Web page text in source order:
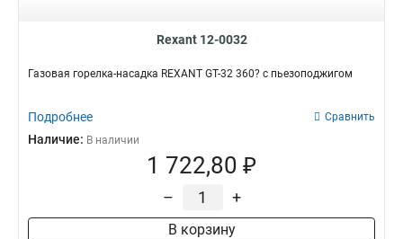
Rexant 12-0032
Газовая горелка-насадка REXANT GT-32 360? с пьезоподжигом
Подробнее Сравнить
Наличие: В наличии
1 722,80 ₽
– +
В корзину